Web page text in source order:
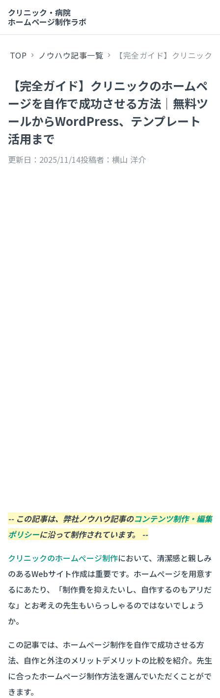
クリニック・病院
ホームページ制作ラボ
TOP keyboard_arrow_right ノウハウ記事一覧 keyboard_arrow_right 【完全ガイド】クリニック
【完全ガイド】クリニックのホームペ
ージを自作で成功させる方法｜無料ツ
ールからWordPress、テンプレート
活用まで
更新日： 2025/11/14投稿者： 横山 洋介
-- この記事は、弊社ノウハウ記事のコンテンツ制作・編集
ポリシーに沿って制作されています。 --
クリニックのホームぺージ制作において、清潔感と親しみ
のあるWebサイト作成は重要です。ホームぺージを用意す
るにあたり、「制作費を抑えたいし、自作するのもアリだ
な」とお考えの先生もいらっしゃるのではないでしょう
か。
この記事では、ホームぺージ制作を自作で成功させる方
法、自作と外注のメリットデメリットの比較を紹介。先生
に合ったホームぺージ制作方法を選んでいただくことがで
きます。